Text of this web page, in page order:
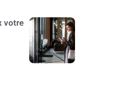
votre